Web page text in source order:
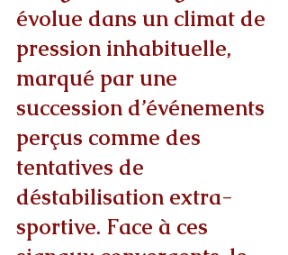
évolue dans un climat de
pression inhabituelle,
marqué par une
succession d’événements
perçus comme des
tentatives de
déstabilisation extra-
sportive. Face à ces